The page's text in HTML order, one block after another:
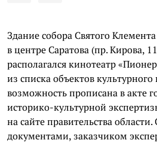
Здание собора Святого
в центре Саратова (пр. Кирова,
располагался кинотеатр
из списка объектов культурного
возможность прописана в акте
историко-культурной
на сайте правительства области.
документами, заказчиком